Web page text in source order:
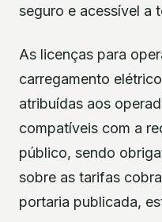
seguro e acessível a
As licenças para
carregamento
atribuídas aos
compatíveis com a
público, sendo
sobre as tarifas
portaria publicada,